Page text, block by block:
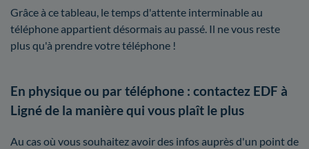
Grâce à ce tableau, le temps d'attente interminable au
téléphone appartient désormais au passé. Il ne vous reste
plus qu'à prendre votre téléphone !
En physique ou par téléphone : contactez EDF à
Ligné de la manière qui vous plaît le plus
Au cas où vous souhaitez avoir des infos auprès d'un point de